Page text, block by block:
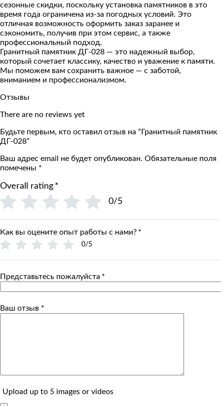
сезонные скидки, поскольку установка памятников в это
время года ограничена из-за погодных условий. Это
отличная возможность оформить заказ заранее и
сэкономить, получив при этом сервис, а также
профессиональный подход.
Гранитный памятник ДГ-028 — это надежный выбор,
который сочетает классику, качество и уважение к памяти.
Мы поможем вам сохранить важное — с заботой,
вниманием и профессионализмом.
Отзывы
There are no reviews yet
Будьте первым, кто оставил отзыв на “Гранитный памятник
ДГ-028”
Ваш адрес email не будет опубликован. Обязательные поля
помечены *
Overall rating *
0/5
Как вы оцените опыт работы с нами? *
0/5
Представьтесь пожалуйста *
Ваш отзыв *
Upload up to 5 images or videos